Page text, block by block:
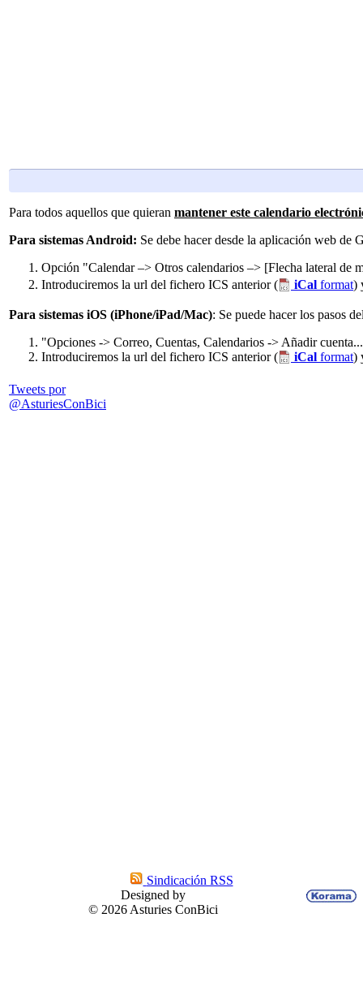
Para todos aquellos que quieran mantener este calendario
Para sistemas Android: Se debe hacer desde la aplicación web de
Opción "Calendar –> Otros calendarios –> [Flecha lateral de
Introduciremos la url del fichero ICS anterior (
iCal format)
Para sistemas iOS (iPhone/iPad/Mac): Se puede hacer los pasos
"Opciones -> Correo, Cuentas, Calendarios -> Añadir
Introduciremos la url del fichero ICS anterior (
iCal format)
Tweets por
@AsturiesConBici
Sindicación RSS
Designed by
© 2026 Asturies ConBici